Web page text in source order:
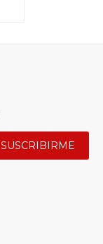
SUSCRIBIRME